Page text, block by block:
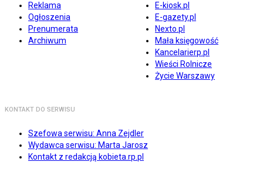
Reklama
Ogłoszenia
Prenumerata
Archiwum
E-kiosk.pl
E-gazety.pl
Nexto.pl
Mała księgowość
Kancelarierp.pl
Wieści Rolnicze
Życie Warszawy
KONTAKT DO SERWISU
Szefowa serwisu: Anna Zejdler
Wydawca serwisu: Marta Jarosz
Kontakt z redakcją kobieta.rp.pl